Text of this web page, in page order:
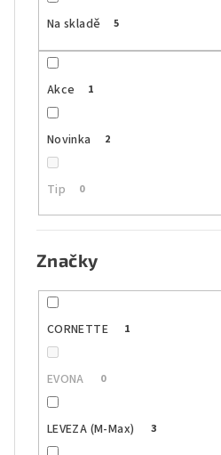
Na skladě 5
Akce 1
Novinka 2
Tip 0
Značky
CORNETTE 1
EVONA 0
LEVEZA (M-Max) 3